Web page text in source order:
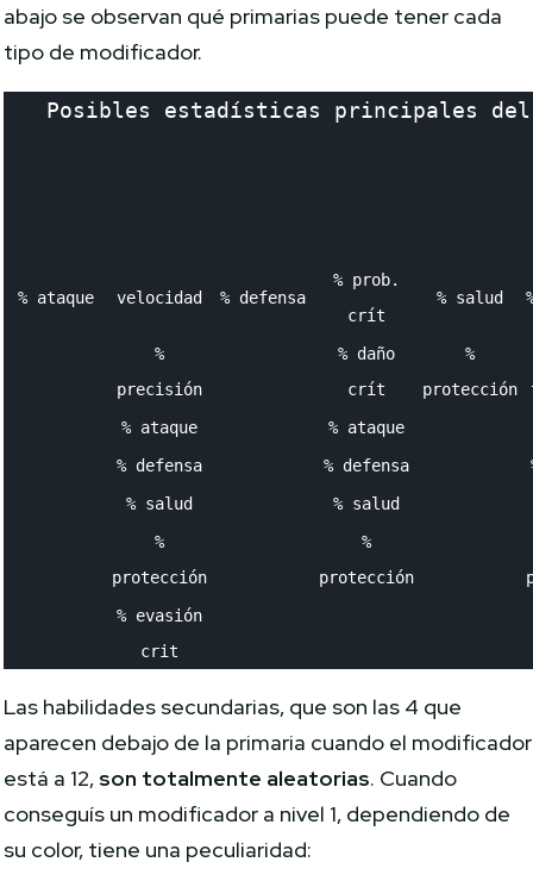
abajo se observan qué primarias puede tener cada
tipo de modificador.
Posibles estadísticas principales del
% ataque velocidad % defensa
% prob.
crít
% salud
%
precisión
% daño
crít
%
protección
% ataque
% ataque
% defensa
% defensa
% salud
% salud
%
protección
%
protección
% evasión
crit
Las habilidades secundarias, que son las 4 que
aparecen debajo de la primaria cuando el modificador
está a 12, son totalmente aleatorias. Cuando
conseguís un modificador a nivel 1, dependiendo de
su color, tiene una peculiaridad: